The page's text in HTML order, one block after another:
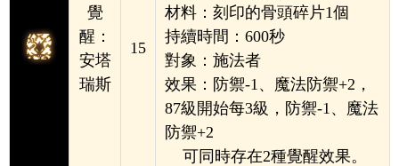
覺
醒：
安塔
瑞斯
15
材料：刻印的骨頭碎片1個
持續時間：600秒
對象：施法者
效果：防禦-1、魔法防禦+2，
87級開始每3級，防禦-1、魔法
防禦+2
可同時存在2種覺醒效果。